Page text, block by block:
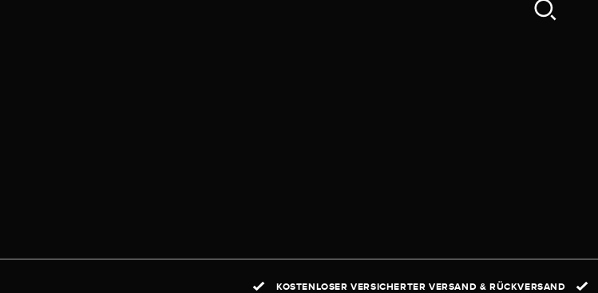
KOSTENLOSER VERSICHERTER VERSAND & RÜCKVERSAND